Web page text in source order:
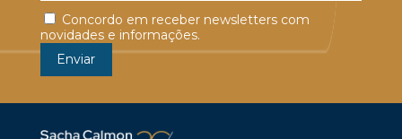
Concordo em receber newsletters com
novidades e informações.